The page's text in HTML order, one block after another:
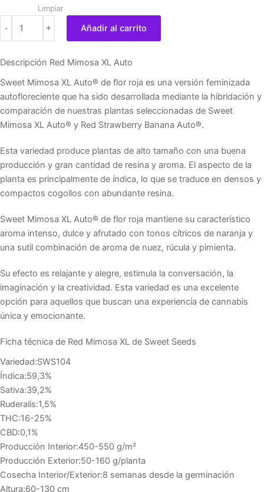
21,00 €
hasta
35,00 €
Limpiar
-
cantidad
+ Añadir al carrito
Descripción Red Mimosa XL Auto
Sweet Mimosa XL Auto® de flor roja es una versión feminizada
autofloreciente que ha sido desarrollada mediante la hibridación y
comparación de nuestras plantas seleccionadas de Sweet
Mimosa XL Auto® y Red Strawberry Banana Auto®.
Esta variedad produce plantas de alto tamaño con una buena
producción y gran cantidad de resina y aroma. El aspecto de la
planta es principalmente de índica, lo que se traduce en densos y
compactos cogollos con abundante resina.
Sweet Mimosa XL Auto® de flor roja mantiene su característico
aroma intenso, dulce y afrutado con tonos cítricos de naranja y
una sutil combinación de aroma de nuez, rúcula y pimienta.
Su efecto es relajante y alegre, estimula la conversación, la
imaginación y la creatividad. Esta variedad es una excelente
opción para aquellos que buscan una experiencia de cannabis
única y emocionante.
Ficha técnica de Red Mimosa XL de Sweet Seeds
Variedad:SWS104
Índica:59,3%
Sativa:39,2%
Ruderalis:1,5%
THC:16-25%
CBD:0,1%
Producción Interior:450-550 g/m²
Producción Exterior:50-160 g/planta
Cosecha Interior/Exterior:8 semanas desde la germinación
Altura:60-130 cm